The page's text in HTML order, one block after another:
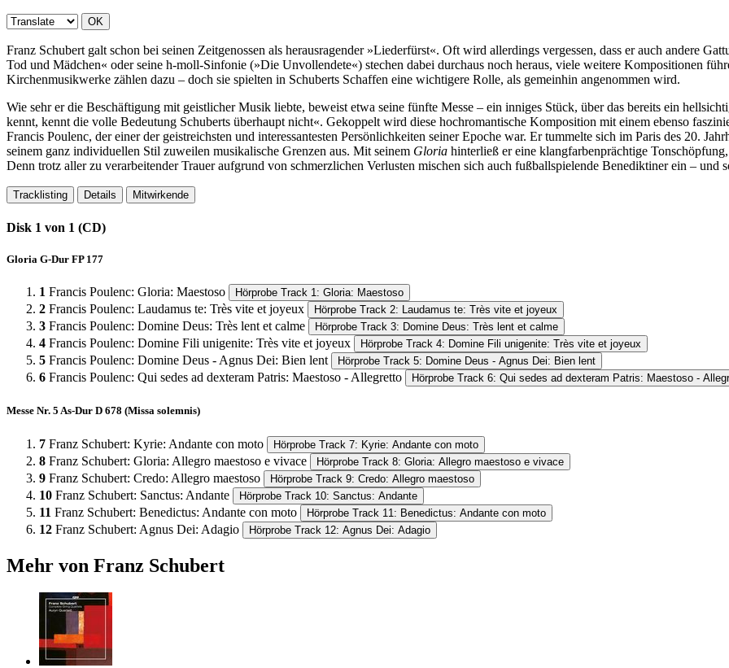
OK
Franz Schubert galt schon bei seinen Zeitgenossen als herausragender »Liederfürst«. Oft wird allerdings vergessen, dass er auch andere
Tod und Mädchen« oder seine h-moll-Sinfonie (»Die Unvollendete«) stechen dabei durchaus noch heraus, viele weitere Kompositionen
Kirchenmusikwerke zählen dazu – doch sie spielten in Schuberts Schaffen eine wichtigere Rolle, als gemeinhin angenommen wird.
Wie sehr er die Beschäftigung mit geistlicher Musik liebte, beweist etwa seine fünfte Messe – ein inniges Stück, über das bereits ein
kennt, kennt die volle Bedeutung Schuberts überhaupt nicht«. Gekoppelt wird diese hochromantische Komposition mit einem ebenso
Francis Poulenc, der einer der geistreichsten und interessantesten Persönlichkeiten seiner Epoche war. Er tummelte sich im Paris des 20.
seinem ganz individuellen Stil zuweilen musikalische Grenzen aus. Mit seinem Gloria hinterließ er eine klangfarbenprächtige
Denn trotz aller zu verarbeitender Trauer aufgrund von schmerzlichen Verlusten mischen sich auch fußballspielende Benediktiner ein – und
Tracklisting Details Mitwirkende
Disk 1 von 1 (CD)
Gloria G-Dur FP 177
1 Francis Poulenc: Gloria: Maestoso Hörprobe Track 1: Gloria: Maestoso
2 Francis Poulenc: Laudamus te: Très vite et joyeux Hörprobe Track 2: Laudamus te: Très vite et joyeux
3 Francis Poulenc: Domine Deus: Très lent et calme Hörprobe Track 3: Domine Deus: Très lent et calme
4 Francis Poulenc: Domine Fili unigenite: Très vite et joyeux Hörprobe Track 4: Domine Fili unigenite: Très vite et joyeux
5 Francis Poulenc: Domine Deus - Agnus Dei: Bien lent Hörprobe Track 5: Domine Deus - Agnus Dei: Bien lent
6 Francis Poulenc: Qui sedes ad dexteram Patris: Maestoso - Allegretto Hörprobe Track 6: Qui sedes ad dexteram Patris: Maestoso -
Messe Nr. 5 As-Dur D 678 (Missa solemnis)
7 Franz Schubert: Kyrie: Andante con moto Hörprobe Track 7: Kyrie: Andante con moto
8 Franz Schubert: Gloria: Allegro maestoso e vivace Hörprobe Track 8: Gloria: Allegro maestoso e vivace
9 Franz Schubert: Credo: Allegro maestoso Hörprobe Track 9: Credo: Allegro maestoso
10 Franz Schubert: Sanctus: Andante Hörprobe Track 10: Sanctus: Andante
11 Franz Schubert: Benedictus: Andante con moto Hörprobe Track 11: Benedictus: Andante con moto
12 Franz Schubert: Agnus Dei: Adagio Hörprobe Track 12: Agnus Dei: Adagio
Mehr von Franz Schubert